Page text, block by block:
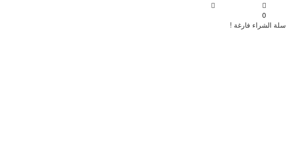
0
سلة الشراء فارغة !